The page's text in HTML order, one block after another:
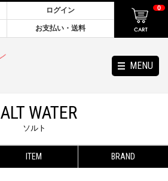
MENU
ログイン
お支払い・送料
0
WATER
ソルト
ITEM BRAND